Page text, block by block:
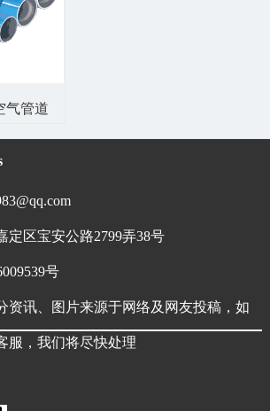
气管道
定区宝安公路2799弄38号
号
资讯、图片来源于网络及网友投稿，如
服，我们将尽快处理